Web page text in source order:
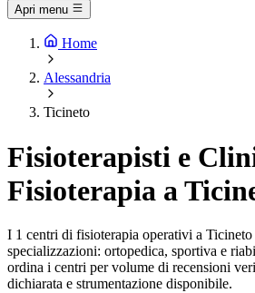
Apri menu
Home
Alessandria
Ticineto
Fisioterapisti e
Fisioterapia a
I 1 centri di fisioterapia operativi a
specializzazioni: ortopedica, sportiva e
ordina i centri per volume di recensioni
dichiarata e strumentazione disponibile.